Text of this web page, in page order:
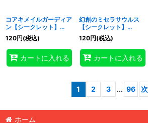
コアキメイルガーディア
ン【シークレット】
{UT01-JP015}《モンス
ター》
120円(税込)
カートに入れる
幻創のミセラサウルス
【シークレット】
{UT01-JP016}《モンス
ター》
120円(税込)
カートに入れる
1 2 3 ... 96 次
ホーム